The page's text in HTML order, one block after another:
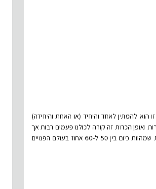
להמתין לאחד והיחיד (או האחת והיחידה)
ואופן הכרות זה קורה לכולנו פעמים רבות אך
ברור שאפשר יותר לזרז את העניינים אילו היינו קצת יותר פתוחים להכרויות דרך האינטרנט - הכרויות שמהוות כיום בין 50 ל-60 אחוז בעולם הפנויים